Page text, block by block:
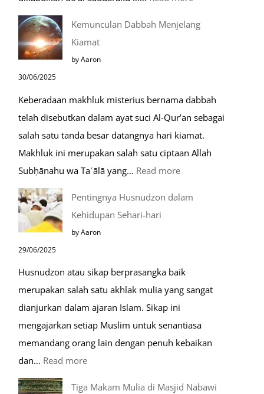
Saat
Mustajab
Kemunculan Dabbah Menjelang
Kiamat
by Aaron
30/06/2025
Keberadaan makhluk misterius bernama dabbah
telah disebutkan dalam ayat suci Al-Qur’an sebagai
salah satu tanda besar datangnya hari kiamat.
Makhluk ini merupakan salah satu ciptaan Allah
Subḥānahu wa Taʿālā yang… Read more:
Pentingnya Husnudzon dalam
Kehidupan Sehari-hari
by Aaron
29/06/2025
Husnudzon atau sikap berprasangka baik
merupakan salah satu akhlak mulia yang sangat
dianjurkan dalam ajaran Islam. Sikap ini
mengajarkan setiap Muslim untuk senantiasa
memandang orang lain dengan penuh kebaikan
dan… Read more:
Tiga Makam Mulia di Masjid Nabawi